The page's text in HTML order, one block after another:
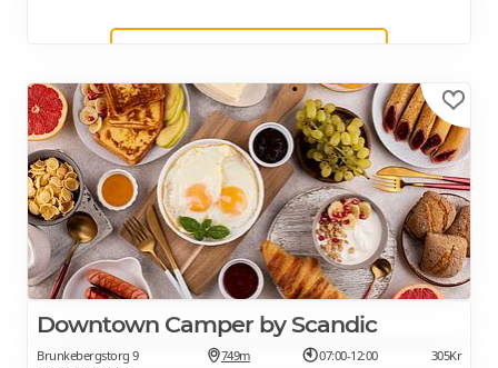
Downtown Camper by Scandic
Brunkebergstorg 9
749m 07:00-12:00 305Kr